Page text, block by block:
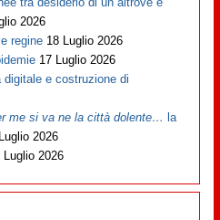
2026
regine 18 Luglio 2026
17 Luglio 2026
e costruzione di
me si va ne la città dolente… la
2026
Luglio 2026